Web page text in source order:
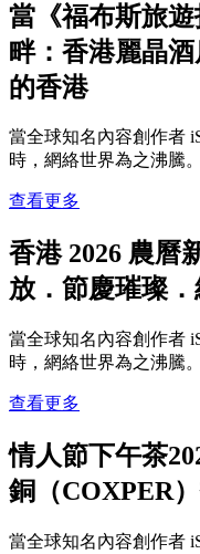
當《福布斯旅
畔：香港麗晶
的香港
當全球知名內容創作者
時，網絡世界為之沸騰
查看更多
香港 2026 農曆
放．節慶璀璨
當全球知名內容創作者
時，網絡世界為之沸騰
查看更多
情人節下午茶
銅（COXPER
當全球知名內容創作者